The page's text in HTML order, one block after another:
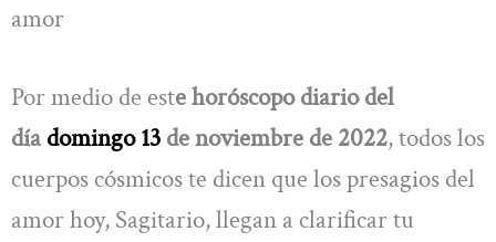
amor
Por medio de este horóscopo diario del
díadomingo 13 de noviembre de 2022, todos los
cuerpos cósmicos te dicen que los presagios del
amor hoy, Sagitario, llegan a clarificar tu